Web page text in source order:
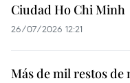
Ciudad Ho Chi Minh
26/07/2026 12:21
Más de mil restos de